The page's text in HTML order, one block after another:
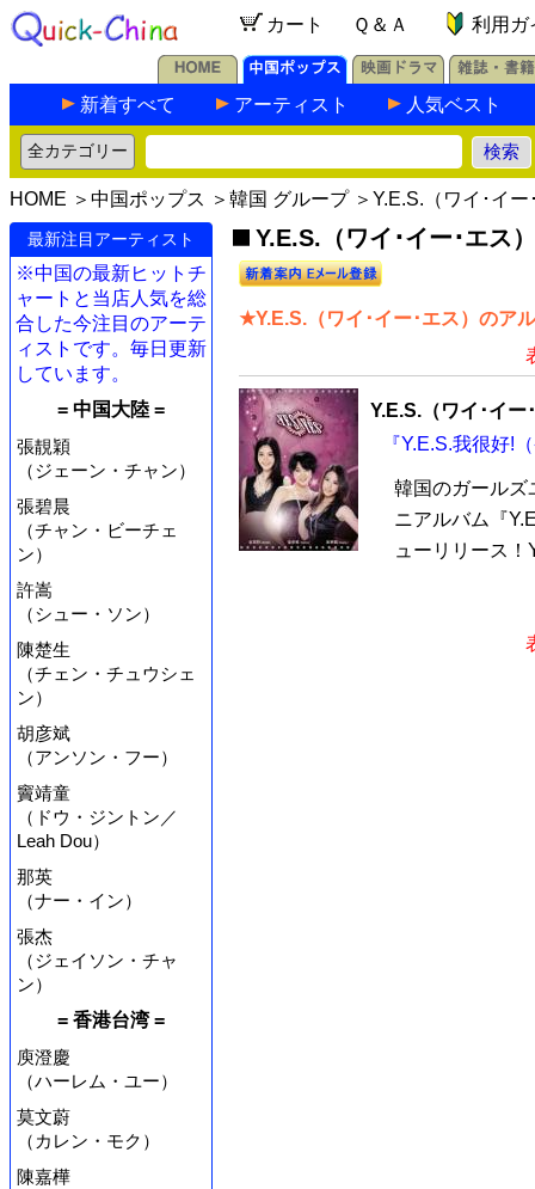
カート Ｑ＆Ａ 利用ガ
新着すべて アーティスト 人気ベスト
HOME ＞ 中国ポップス ＞ 韓国 グループ＞Y.E.S.（ワイ･イー
最新注目アーティスト
※中国の最新ヒットチ
ャートと当店人気を総
合した今注目のアーテ
ィストです。毎日更新
しています。
= 中国大陸 =
張靚穎
（ジェーン・チャン）
張碧晨
（チャン・ビーチェ
ン）
許嵩
（シュー・ソン）
陳楚生
（チェン・チュウシェ
ン）
胡彦斌
（アンソン・フー）
竇靖童
（ドウ・ジントン／
Leah Dou）
那英
（ナー・イン）
張杰
（ジェイソン・チャ
ン）
= 香港台湾 =
庾澄慶
（ハーレム・ユー）
莫文蔚
（カレン・モク）
陳嘉樺
Y.E.S.（ワイ･イー･エス
★Y.E.S.（ワイ･イー･エス）のア
Y.E.S.（ワイ･イー
『Y.E.S.我很好!
韓国のガールズ
ニアルバム『
ューリリース！